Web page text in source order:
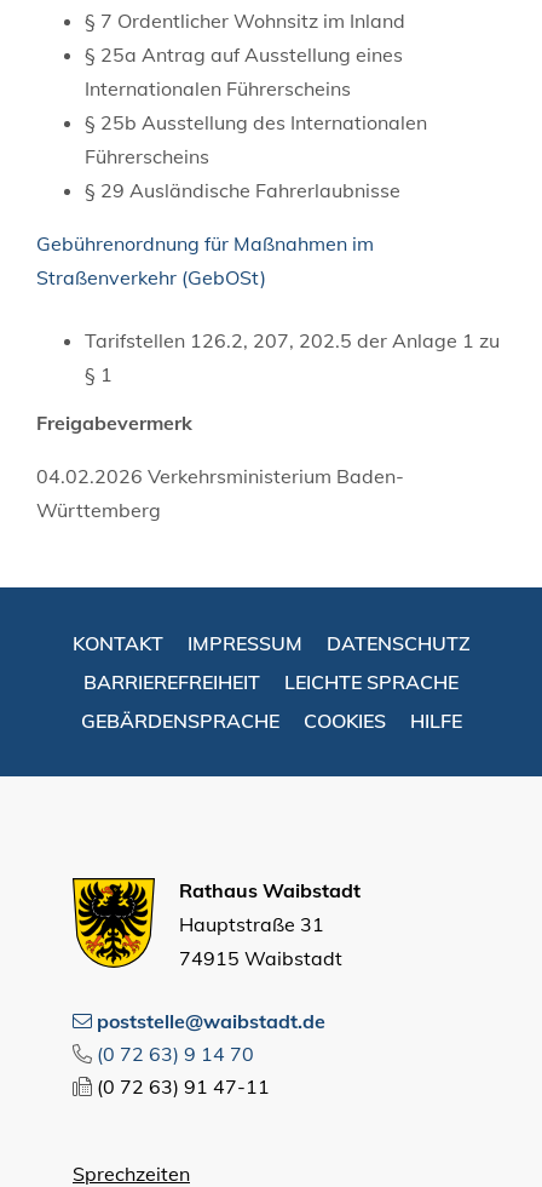
§ 7 Ordentlicher Wohnsitz im Inland
§ 25a Antrag auf Ausstellung eines
Internationalen Führerscheins
§ 25b Ausstellung des Internationalen
Führerscheins
§ 29 Ausländische Fahrerlaubnisse
Gebührenordnung für Maßnahmen im
Straßenverkehr (GebOSt)
Tarifstellen 126.2, 207, 202.5 der Anlage 1 zu
§ 1
Freigabevermerk
04.02.2026 Verkehrsministerium Baden-
Württemberg
KONTAKT IMPRESSUM
DATENSCHUTZ
BARRIEREFREIHEIT
LEICHTE SPRACHE
GEBÄRDENSPRACHE
COOKIES HILFE
Rathaus Waibstadt
Hauptstraße 31
74915 Waibstadt
poststelle@waibstadt.de
(0 72 63) 9 14 70
(0 72 63) 91 47-11
Sprechzeiten